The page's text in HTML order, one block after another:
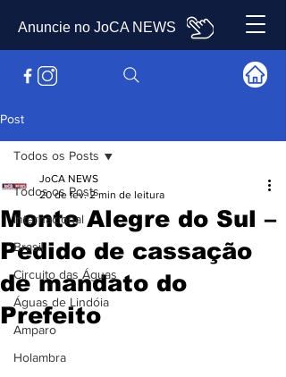
Anuncie no JoCA NEWS
Post
Todos os Posts
Internacional
Brasil
Circuito das Águas
Águas de Lindóia
Amparo
Holambra
Todos os Posts
Monte Alegre do Sul –
Pedido de cassação
de mandato do
Prefeito
JoCA NEWS
20 de fev. 2 min de leitura